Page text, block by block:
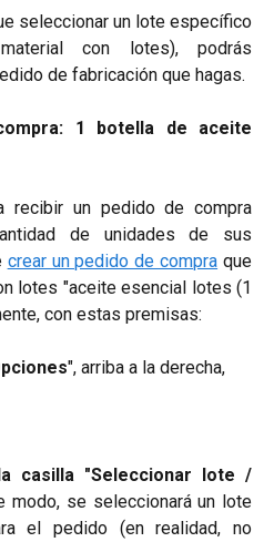
seleccionar un lote específico
con lotes), podrás
de fabricación que hagas.
1 botella de aceite
recibir un pedido de compra
de unidades de sus
crear un pedido de compra que
lotes "aceite esencial lotes (1
con estas premisas:
", arriba a la derecha,
casilla "Seleccionar lote /
modo, se seleccionará un lote
el pedido (en realidad, no